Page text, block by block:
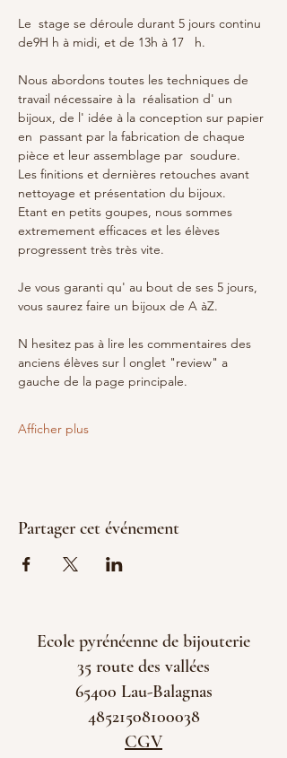
Le  stage se déroule durant 5 jours continu
de9H h à midi, et de 13h à 17   h.
Nous abordons toutes les techniques de
travail nécessaire à la  réalisation d' un
bijoux, de l' idée à la conception sur papier
en  passant par la fabrication de chaque
pièce et leur assemblage par  soudure.
Les finitions et dernières retouches avant
nettoyage et présentation du bijoux.
Etant en petits goupes, nous sommes
extremement efficaces et les élèves
progressent très très vite.
Je vous garanti qu' au bout de ses 5 jours,
vous saurez faire un bijoux de A àZ.
N hesitez pas à lire les commentaires des
anciens élèves sur l onglet "review" a
gauche de la page principale.
Afficher plus
Partager cet événement
Ecole pyrénéenne de bijouterie
35 route des vallées
65400 Lau-Balagnas
48521508100038
CGV